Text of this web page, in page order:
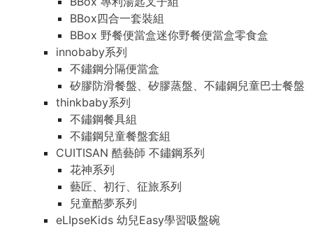
BBox四合一套裝組
BBox 野餐便當盒迷你野餐便當盒零食盒
innobaby系列
不鏽鋼分隔便當盒
矽膠防滑餐盤、矽膠蒸盤、不鏽鋼兒童巴士餐盤
thinkbaby系列
不鏽鋼餐具組
不鏽鋼兒童餐盤套組
CUITISAN 酷藝師 不鏽鋼系列
花神系列
藝匠、初行、征旅系列
兒童酷夢系列
eLIpseKids 幼兒Easy學習吸盤碗